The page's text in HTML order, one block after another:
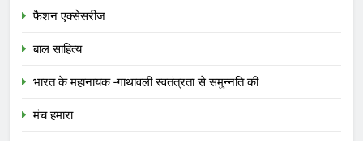
फैशन एक्सेसरीज
बाल साहित्य
भारत के महानायक -गाथावली स्वतंत्रता से समुन्नति की
मंच हमारा